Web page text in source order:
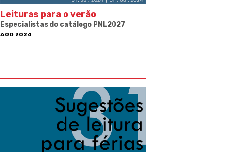
Leituras para o verão
Especialistas do catálogo PNL2027
AGO 2024